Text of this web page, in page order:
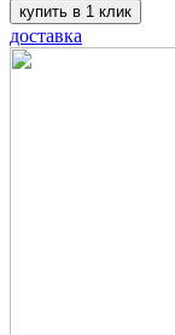
купить в 1 клик
доставка